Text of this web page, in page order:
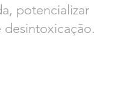
potencializar
desintoxicação.